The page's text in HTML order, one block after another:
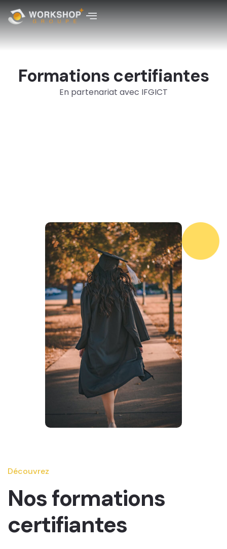
Formations certifiantes
En partenariat avec IFGICT
Découvrez
Nos formations
certifiantes